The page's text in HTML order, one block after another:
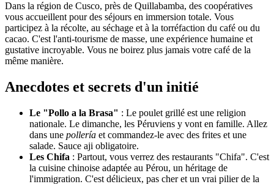
Dans la région de Cusco, près de Quillabamba, des coopératives
vous accueillent pour des séjours en immersion totale. Vous
participez à la récolte, au séchage et à la torréfaction du café ou du
cacao. C'est l'anti-tourisme de masse, une expérience humaine et
gustative incroyable. Vous ne boirez plus jamais votre café de la
même manière.
Anecdotes et secrets d'un initié
Le "Pollo a la Brasa" : Le poulet grillé est une religion
nationale. Le dimanche, les Péruviens y vont en famille. Allez
dans une pollería et commandez-le avec des frites et une
salade. Sauce aji obligatoire.
Les Chifa : Partout, vous verrez des restaurants "Chifa". C'est
la cuisine chinoise adaptée au Pérou, un héritage de
l'immigration. C'est délicieux, pas cher et un vrai pilier de la